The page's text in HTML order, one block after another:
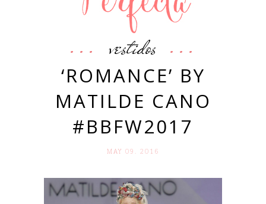
vestidos
‘ROMANCE’ BY
MATILDE CANO
#BBFW2017
MAY 09. 2016